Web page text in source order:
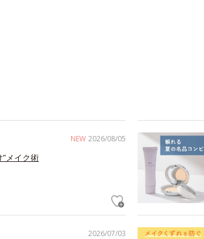
NEW 2026/08/05
メイク術
2026/07/03